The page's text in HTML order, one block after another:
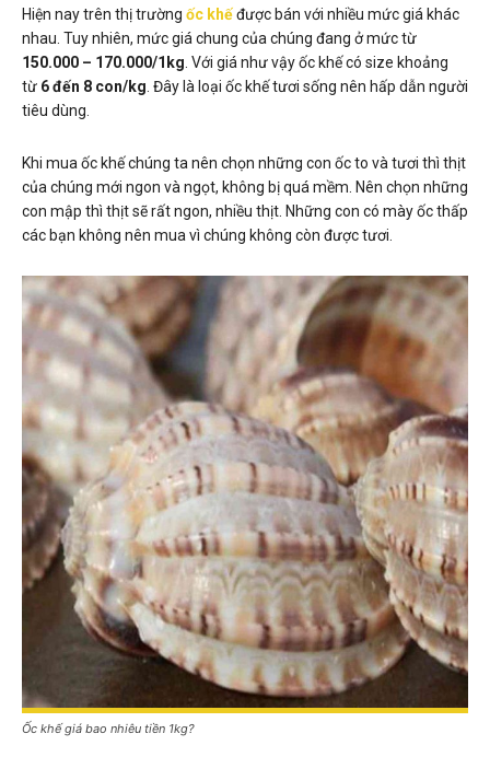
Hiện nay trên thị trường ốc khếđược bán với nhiều mức giá khác
nhau. Tuy nhiên, mức giá chung của chúng đang ở mức từ
150.000 – 170.000/1kg . Với giá như vậy ốc khế có size khoảng
từ 6 đến 8 con/kg . Đây là loại ốc khế tươi sống nên hấp dẫn người
tiêu dùng.
Khi mua ốc khế chúng ta nên chọn những con ốc to và tươi thì thịt
của chúng mới ngon và ngọt, không bị quá mềm. Nên chọn những
con mập thì thịt sẽ rất ngon, nhiều thịt. Những con có mày ốc thấp
các bạn không nên mua vì chúng không còn được tươi.
Ốc khế giá bao nhiêu tiền 1kg?